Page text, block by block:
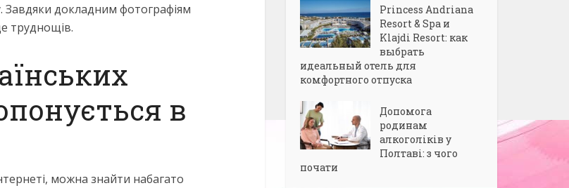
Завдяки докладним фотографіям
труднощів.
в
можна знайти набагато
Princess Andriana
Resort & Spa и
Klajdi Resort: как
выбрать
идеальный отель для
комфортного отпуска
Допомога
родинам
алкоголіків у
Полтаві: з чого
почати